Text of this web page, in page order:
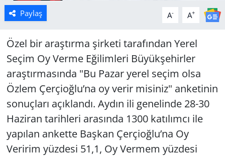
Paylaş A- A+
Özel bir araştırma şirketi tarafından Yerel
Seçim Oy Verme Eğilimleri Büyükşehirler
araştırmasında "Bu Pazar yerel seçim olsa
Özlem Çerçioğlu’na oy verir misiniz" anketinin
sonuçları açıklandı. Aydın ili genelinde 28-30
Haziran tarihleri arasında 1300 katılımcı ile
yapılan ankette Başkan Çerçioğlu’na Oy
Veririm yüzdesi 51,1, Oy Vermem yüzdesi